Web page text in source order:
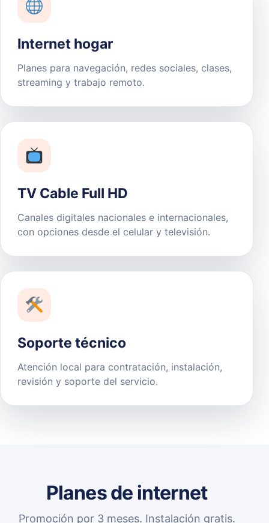
Internet hogar
Planes para navegación, redes sociales, clases,
streaming y trabajo remoto.
TV Cable Full HD
Canales digitales nacionales e internacionales,
con opciones desde el celular y televisión.
Soporte técnico
Atención local para contratación, instalación,
revisión y soporte del servicio.
Planes de internet
Promoción por 3 meses. Instalación gratis.